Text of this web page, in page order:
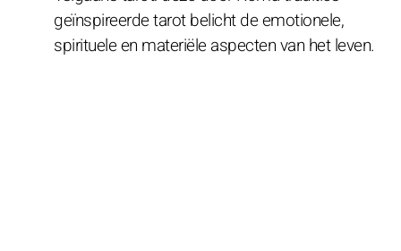
geïnspireerde tarot belicht de emotionele,
spirituele en materiële aspecten van het leven.